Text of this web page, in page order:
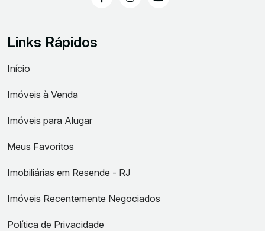
Links Rápidos
Início
Imóveis à Venda
Imóveis para Alugar
Meus Favoritos
Imobiliárias em Resende - RJ
Imóveis Recentemente Negociados
Política de Privacidade